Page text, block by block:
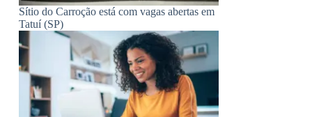
Sítio do Carroção está com vagas abertas em
Tatuí (SP)